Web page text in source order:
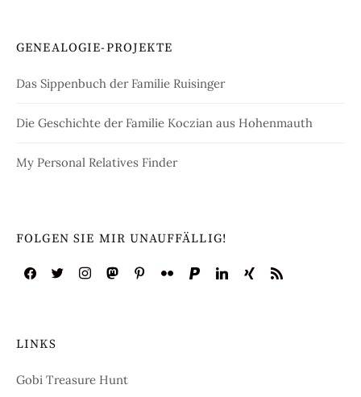
GENEALOGIE-PROJEKTE
Das Sippenbuch der Familie Ruisinger
Die Geschichte der Familie Koczian aus Hohenmauth
My Personal Relatives Finder
FOLGEN SIE MIR UNAUFFÄLLIG!
LINKS
Gobi Treasure Hunt